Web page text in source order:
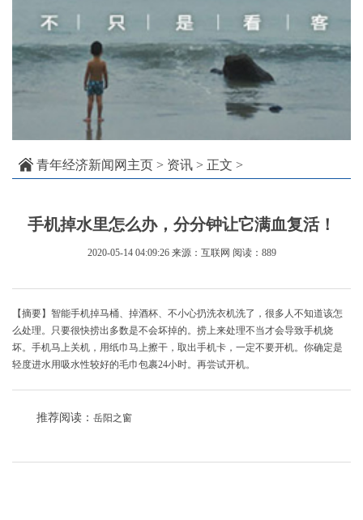
青年经济新闻网主页 > 资讯 > 正文 >
手机掉水里怎么办，分分钟让它满血复活！
2020-05-14 04:09:26 来源：互联网 阅读：889
【摘要】智能手机掉马桶、掉酒杯、不小心扔洗衣机洗了，很多人不知道该怎
么处理。只要很快捞出多数是不会坏掉的。捞上来处理不当才会导致手机烧
坏。手机马上关机，用纸巾马上擦干，取出手机卡，一定不要开机。你确定是
轻度进水用吸水性较好的毛巾包裹24小时。再尝试开机。
推荐阅读： 岳阳之窗